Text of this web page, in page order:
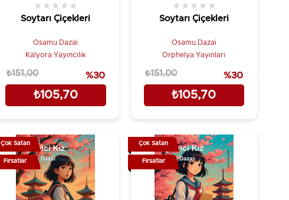
Soytarı Çiçekleri
★ ★ ★ ★ ★
Osamu Dazai
Kalyora Yayıncılık
₺105,70
₺151,00 %30
Soytarı Çiçekleri
★ ★ ★ ★ ★
Osamu Dazai
Orphelya Yayınları
₺105,70
₺151,00 %30
Çok Satan
Fırsatlar
Çok Satan
Fırsatlar